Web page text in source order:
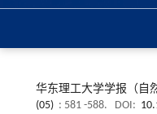
华东理工大学学报（自
(05) : 581 -588. DOI: